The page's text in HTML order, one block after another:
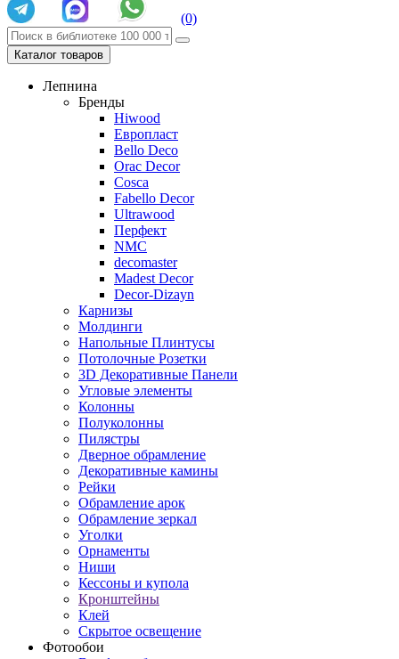
(0)
Каталог товаров
Лепнина
Бренды
Hiwood
Европласт
Bello Deco
Orac Decor
Cosca
Fabello Decor
Ultrawood
Перфект
NMC
decomaster
Madest Decor
Decor-Dizayn
Карнизы
Молдинги
Напольные Плинтусы
Потолочные Розетки
3D Декоративные Панели
Угловые элементы
Колонны
Полуколонны
Пилястры
Дверное обрамление
Декоративные камины
Рейки
Обрамление арок
Обрамление зеркал
Уголки
Орнаменты
Ниши
Кессоны и купола
Кронштейны
Клей
Скрытое освещение
Фотообои